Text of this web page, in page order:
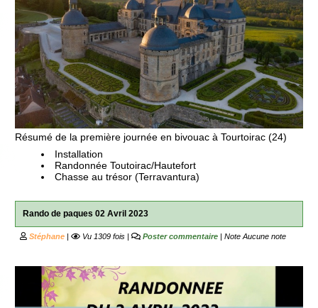
Résumé de la première journée en bivouac à Tourtoirac (24)
Installation
Randonnée Toutoirac/Hautefort
Chasse au trésor (Terravantura)
Rando de paques 02 Avril 2023
Stéphane | Vu 1309 fois | Poster commentaire | NoteAucune note